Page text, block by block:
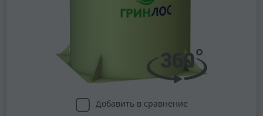
Добавить в сравнение